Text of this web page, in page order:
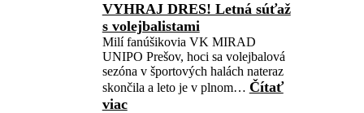
VYHRAJ DRES! Letná súťaž
s volejbalistami
Milí fanúšikovia VK MIRAD
UNIPO Prešov, hoci sa volejbalová
sezóna v športových halách nateraz
skončila a leto je v plnom… Čítať
viac